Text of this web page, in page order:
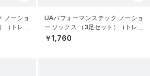
ノーショ
（トレー
UAパフォーマンステック ノーショ
ー ソックス （3足セット）（トレー
ニング/UNISEX）
￥1,760